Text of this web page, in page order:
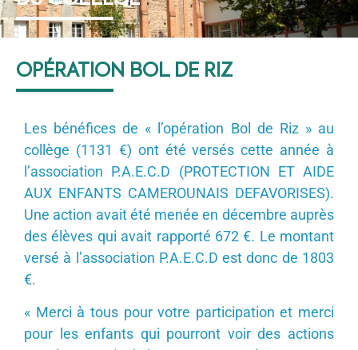
OPÉRATION BOL DE RIZ
Les bénéfices de « l’opération Bol de Riz » au
collège (1131 €) ont été versés cette année à
l’association P.A.E.C.D (PROTECTION ET AIDE
AUX ENFANTS CAMEROUNAIS DEFAVORISES).
Une action avait été menée en décembre auprès
des élèves qui avait rapporté 672 €. Le montant
versé à l’association P.A.E.C.D est donc de 1803
€.
« Merci à tous pour votre participation et merci
pour les enfants qui pourront voir des actions